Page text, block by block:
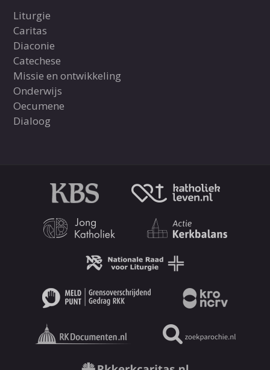
Liturgie
Caritas
Diaconie
Catechese
Missie en ontwikkeling
Onderwijs
Oecumene
Dialoog